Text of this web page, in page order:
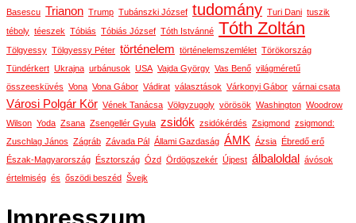
Basescu Trianon Trump Tubánszki József tudomány Turi Dani tuszik
téboly téeszek Tóbiás Tóbiás József Tóth Istvánné Tóth Zoltán
Tölgyessy Tölgyessy Péter történelem történelemszemlélet Törökország
Tündérkert Ukrajna urbánusok USA Vajda György Vas Benő világméretű
összeesküvés Vona Vona Gábor Vádirat választások Várkonyi Gábor várnai csata
Városi Polgár Kör Vének Tanácsa Völgyzugoly vörösök Washington Woodrow
Wilson Yoda Zsana Zsengellér Gyula zsidók zsidókérdés Zsigmond zsigmond:
Zuschlag János Zágráb Závada Pál Állami Gazdaság ÁMK Ázsia
Ébredő erő
Észak-Magyarország
Észtország Ózd Ördögszekér Újpest álbaloldal
ávósok
értelmiség és őszödi beszéd Švejk